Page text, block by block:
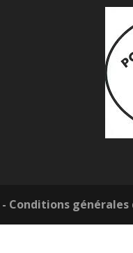
- Conditions générales